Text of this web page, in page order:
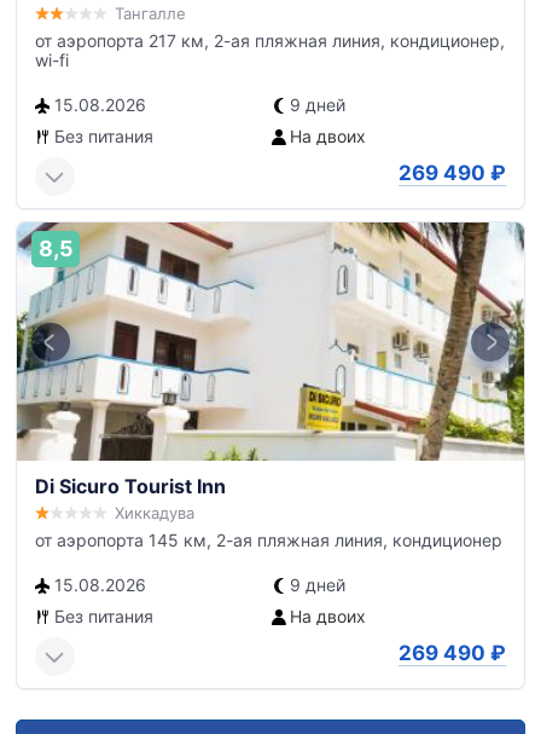
Тангалле
от аэропорта 217 км, 2-ая пляжная линия, кондиционер,
wi-fi
15.08.2026
9 дней
Без питания
На двоих
269 490 ₽
8,5
Di Sicuro Tourist Inn
Хиккадува
от аэропорта 145 км, 2-ая пляжная линия, кондиционер
15.08.2026
9 дней
Без питания
На двоих
269 490 ₽